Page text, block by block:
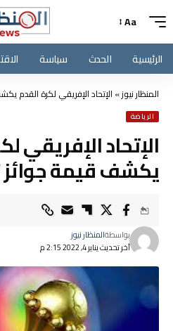
Aa
الرئيسية الحدث سياسة
المنظار نيوز» الإتحاد الإفريقي لكرة القدم
الرياضة
الإتحاد الإفريقي
يكشف قيمة جوائز
آخر تحديث يناير 4, 2022 2:15 م
بواسطةالمنظار نيوز